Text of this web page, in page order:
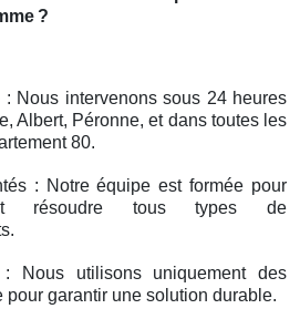
?
: Nous intervenons sous 24 heures
Albert, Péronne, et dans toutes les
80.
: Notre équipe est formée pour
et résoudre tous types de
: Nous utilisons uniquement des
pour garantir une solution durable.